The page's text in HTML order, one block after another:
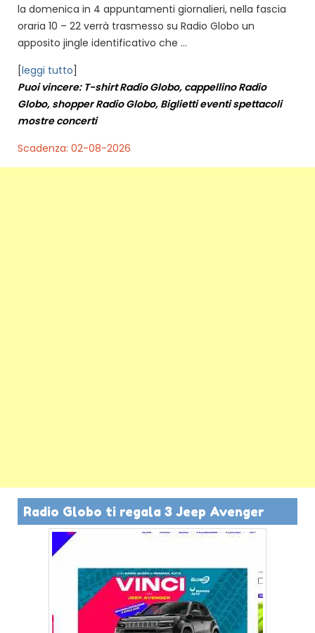
la domenica in 4 appuntamenti giornalieri, nella fascia
oraria 10 – 22 verrà trasmesso su Radio Globo un
apposito jingle identificativo che ...
[leggi tutto]
Puoi vincere: T-shirt Radio Globo, cappellino Radio
Globo, shopper Radio Globo, Biglietti eventi spettacoli
mostre concerti
Scadenza: 02-08-2026
Radio Globo ti regala 3 Jeep Avenger